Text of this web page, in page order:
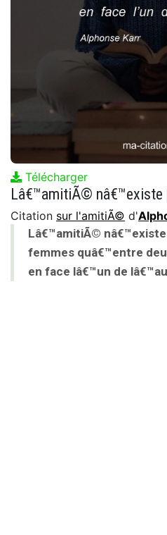
Télécharger
Citation sur l'amitiÃ© d'
Lâ€™amitiÃ©
femmes quâ€™entre
en face lâ€™un de